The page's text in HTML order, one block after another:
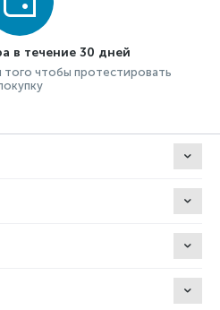
в течение 30 дней
того чтобы протестировать